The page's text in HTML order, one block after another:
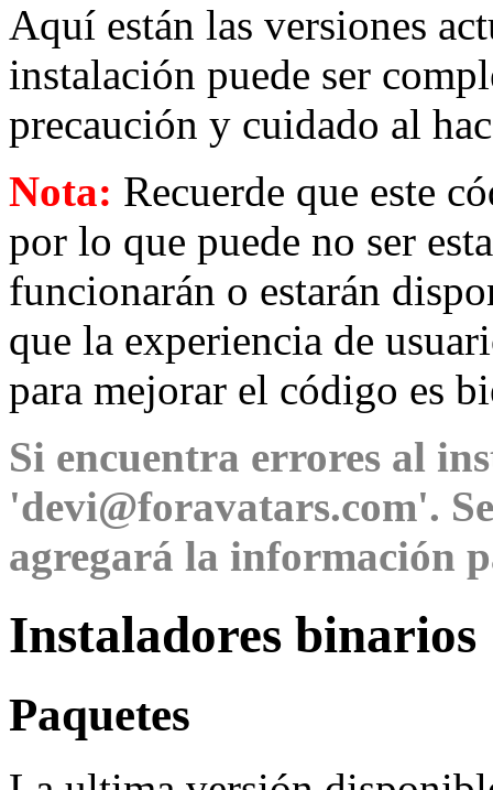
Aquí están las versiones
instalación puede ser
precaución y cuidado al
Nota: Recuerde que este
por lo que puede no ser
funcionarán o estarán
que la experiencia de
para mejorar el código es
Si encuentra errores al
'devi@foravatars.com'.
agregará la información
Instaladores binarios
Paquetes